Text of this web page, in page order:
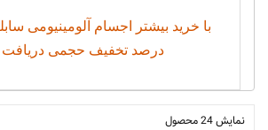
با خرید بیشتر اجسام آلومینیومی
درصد تخفیف حجمی دریافت
نمایش 24 محصول